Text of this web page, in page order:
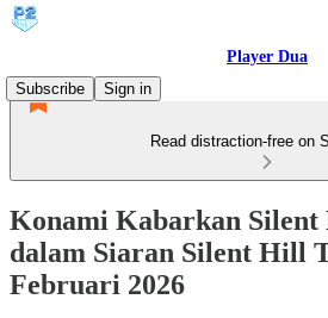
Player Dua
Subscribe
Sign in
Read distraction-free on
Konami Kabarkan
dalam Siaran Silent Hill
Februari 2026